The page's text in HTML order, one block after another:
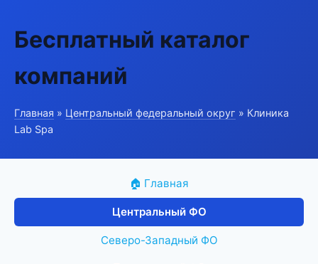
Бесплатный каталог
компаний
Главная » Центральный федеральный округ » Клиника
Lab Spa
🏠 Главная
Центральный ФО
Северо-Западный ФО